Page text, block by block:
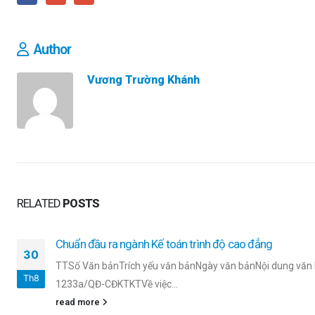
Author
Vương Trường Khánh
RELATED POSTS
30
Th8
Chuẩn đầu ra ngành Kế toán trình độ cao đẳng
TTSố Văn bảnTrích yếu văn bảnNgày văn bảnNội dung văn
1233a/QĐ-CĐKTKTVề việc...
read more